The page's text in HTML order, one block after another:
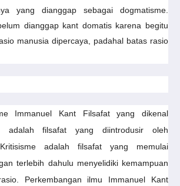
yang dianggap sebagai dogmatisme.
dianggap kant domatis karena begitu
manusia dipercaya, padahal batas rasio
Immanuel Kant Filsafat yang dikenal
adalah filsafat yang diintrodusir oleh
adalah filsafat yang memulai
terlebih dahulu menyelidiki kemampuan
Perkembangan ilmu Immanuel Kant